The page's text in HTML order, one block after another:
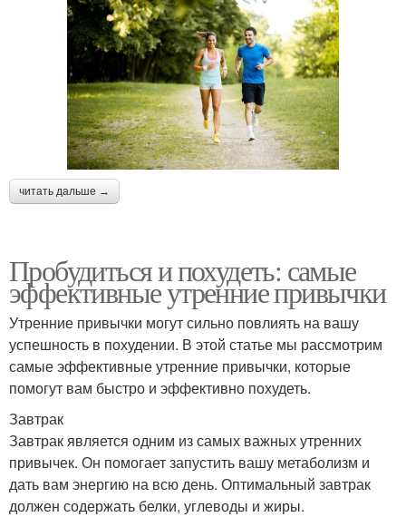
читать дальше →
Пробудиться и похудеть: самые
эффективные утренние привычки
Утренние привычки могут сильно повлиять на вашу
успешность в похудении. В этой статье мы рассмотрим
самые эффективные утренние привычки, которые
помогут вам быстро и эффективно похудеть.
Завтрак
Завтрак является одним из самых важных утренних
привычек. Он помогает запустить вашу метаболизм и
дать вам энергию на всю день. Оптимальный завтрак
должен содержать белки, углеводы и жиры.